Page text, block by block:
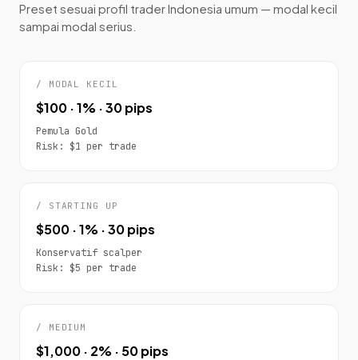
Preset sesuai profil trader Indonesia umum — modal kecil
sampai modal serius.
/ MODAL KECIL
$100 · 1% · 30 pips
Pemula Gold
Risk: $1 per trade
/ STARTING UP
$500 · 1% · 30 pips
Konservatif scalper
Risk: $5 per trade
/ MEDIUM
$1,000 · 2% · 50 pips